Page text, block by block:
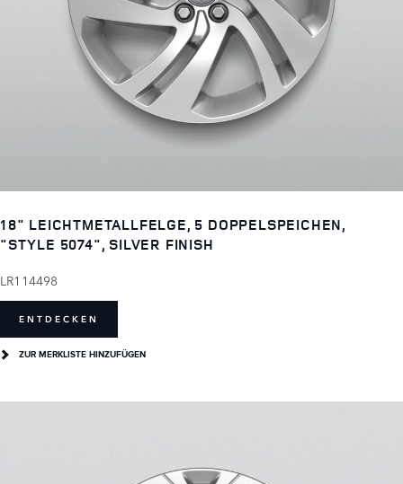
18" LEICHTMETALLFELGE, 5 DOPPELSPEICHEN,
"STYLE 5074", SILVER FINISH
LR114498
ENTDECKEN
ZUR MERKLISTE HINZUFÜGEN